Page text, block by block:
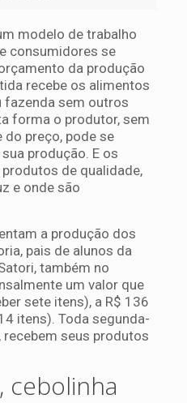
modelo de trabalho
consumidores se
da produção
recebe os alimentos
sem outros
forma o produtor, sem
do preço, pode se
produção. E os
de qualidade,
e onde são
a produção dos
pais de alunos da
também no
um valor que
sete itens), a R$ 136
itens). Toda segunda-
seus produtos
cebolinha